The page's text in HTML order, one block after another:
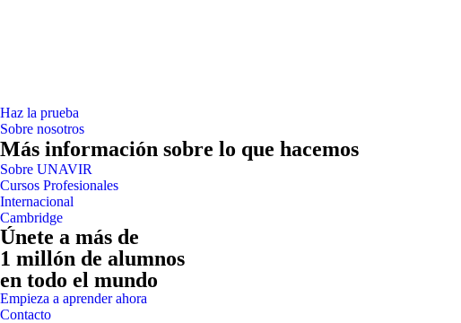
Haz la prueba
Sobre nosotros
Más información sobre lo que hacemos
Sobre UNAVIR
Cursos Profesionales
Internacional
Cambridge
Únete a más de
1 millón de alumnos
en todo el mundo
Empieza a aprender ahora
Contacto